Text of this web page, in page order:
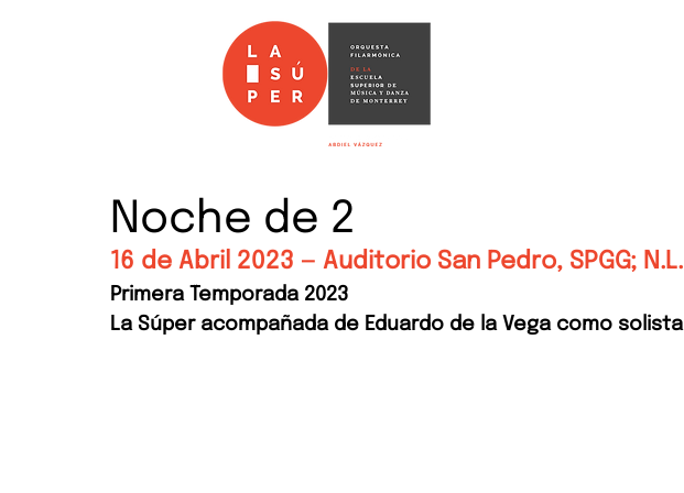
Noche de 2
16 de Abril 2023 — Auditorio San Pedro, SPGG; N.L.
Primera Temporada 2023
La Súper acompañada de Eduardo de la Vega como solista